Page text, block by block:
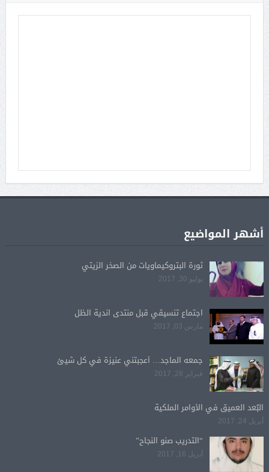
أشهر المواضيع
ثورة البتروكيماويات من الصخر الزيتي
يوليو 30, 2017
اجتماع تنسيقي قبل منتدى اندية الظل
مارس 03, 2017
جمعه الماجد… أعجبتني عنيزة في كل شيئ
فبراير 28, 2017
البُعد العميق في الأوامر الملكية
أبريل 24, 2017
“التدريب صنو النجاح”
أبريل 16, 2017